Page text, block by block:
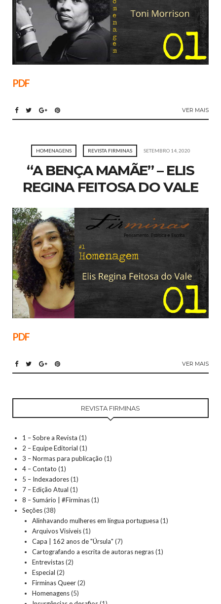
PDF
VER MAIS
HOMENAGENS REVISTA FIRMINAS SETEMBRO 14, 2020
“A BENÇA MAMÃE” – ELIS
REGINA FEITOSA DO VALE
PDF
VER MAIS
REVISTA FIRMINAS
1 – Sobre a Revista (1)
2 – Equipe Editorial (1)
3 – Normas para publicação (1)
4 – Contato (1)
5 – Indexadores(1)
7 – Edição Atual (1)
8 – Sumário | #Firminas(1)
Seções(38)
Alinhavando mulheres em língua portuguesa (1)
Arquivos Visíveis(1)
Capa | 162 anos de "Úrsula" (7)
Cartografando a escrita de autoras negras(1)
Entrevistas(2)
Especial (2)
Firminas Queer(2)
Homenagens(5)